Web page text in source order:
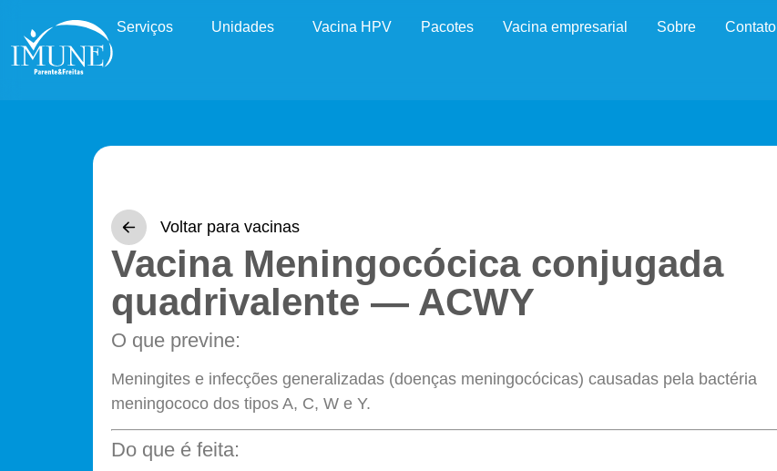
Serviços Unidades Vacina HPV Pacotes Vacina empresarial Sobre Contato
Voltar para vacinas
Vacina Meningocócica conjugada
quadrivalente — ACWY
O que previne:
Meningites e infecções generalizadas (doenças meningocócicas) causadas pela bactéria
meningococo dos tipos A, C, W e Y.
Do que é feita: